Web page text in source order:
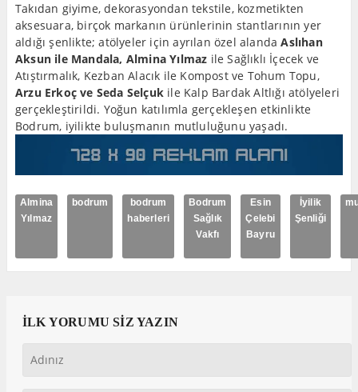
Takıdan giyime, dekorasyondan tekstile, kozmetikten
aksesuara, birçok markanın ürünlerinin stantlarının yer
aldığı şenlikte; atölyeler için ayrılan özel alandaAslıhan
Aksun ile Mandala, Almina Yılmaz ile Sağlıklı İçecek ve
Atıştırmalık, Kezban Alacık ile Kompost ve Tohum Topu,
Arzu Erkoç ve Seda Selçuk ile Kalp Bardak Altlığı atölyeleri
gerçekleştirildi. Yoğun katılımla gerçekleşen etkinlikte
Bodrum, iyilikte buluşmanın mutluluğunu yaşadı.
Almina
Yılmaz
bodrum
bodrum
haberleri
Bodrum
Sağlık
Vakfı
Esin
Çelebi
Bayru
İyilik
Şenliği
İLK YORUMU SİZ YAZIN